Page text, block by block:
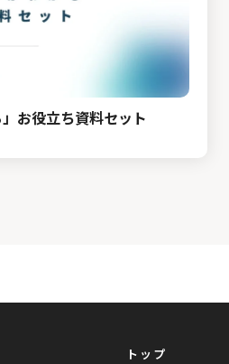
」お役立ち資料セット
トップ